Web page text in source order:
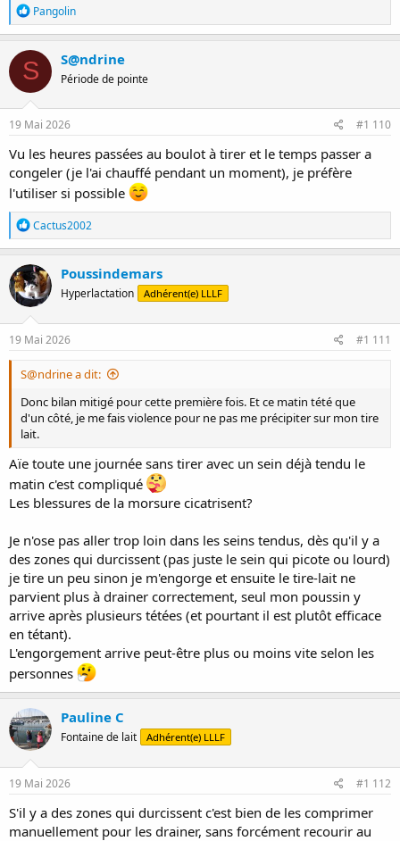
R
é
a
c
t
i
o
n
s
Pangolin
S S@ndrine
Période de pointe
19 Mai 2026 #1 110
Vu les heures passées au boulot à tirer et le temps passer a
congeler (je l'ai chauffé pendant un moment), je préfère
l'utiliser si possible
R
é
a
c
t
i
o
n
s
Cactus2002
Poussindemars
Hyperlactation Adhérent(e) LLLF
19 Mai 2026 #1 111
S@ndrine a dit:
Donc bilan mitigé pour cette première fois. Et ce matin tété que
d'un côté, je me fais violence pour ne pas me précipiter sur mon tire
lait.
Aïe toute une journée sans tirer avec un sein déjà tendu le
matin c'est compliqué
Les blessures de la morsure cicatrisent?
Je n'ose pas aller trop loin dans les seins tendus, dès qu'il y a
des zones qui durcissent (pas juste le sein qui picote ou lourd)
je tire un peu sinon je m'engorge et ensuite le tire-lait ne
parvient plus à drainer correctement, seul mon poussin y
arrive après plusieurs tétées (et pourtant il est plutôt efficace
en tétant).
L'engorgement arrive peut-être plus ou moins vite selon les
personnes
Pauline C
Fontaine de lait Adhérent(e) LLLF
19 Mai 2026 #1 112
S'il y a des zones qui durcissent c'est bien de les comprimer
manuellement pour les drainer, sans forcément recourir au